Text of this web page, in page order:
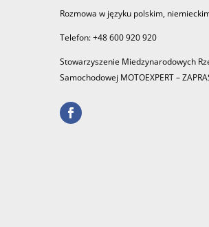
Rozmowa w języku polskim,
Telefon: +48 600 920 920
Stowarzyszenie Miedzynarodowych
Samochodowej MOTOEXPERT –